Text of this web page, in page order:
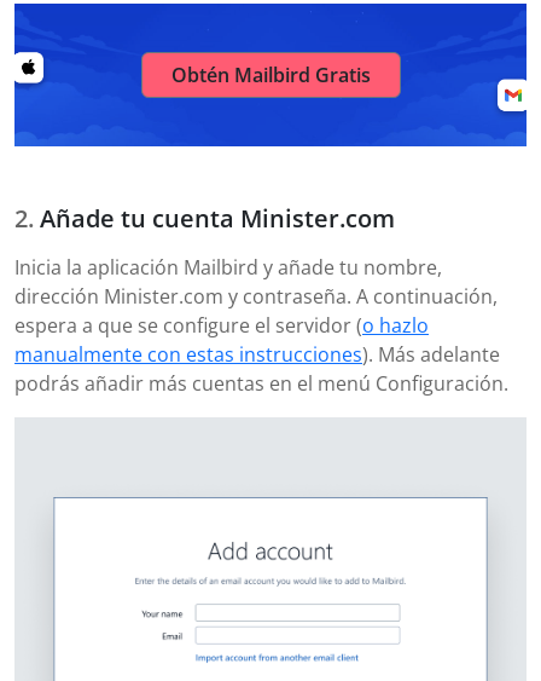
Obtén Mailbird Gratis
Añade tu cuenta Minister.com
Inicia la aplicación Mailbird y añade tu nombre,
dirección Minister.com y contraseña. A continuación,
espera a que se configure el servidor (o hazlo
manualmente con estas instrucciones). Más adelante
podrás añadir más cuentas en el menú Configuración.